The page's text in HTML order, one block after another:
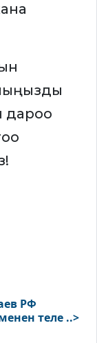
дароо
РФ
теле ..>